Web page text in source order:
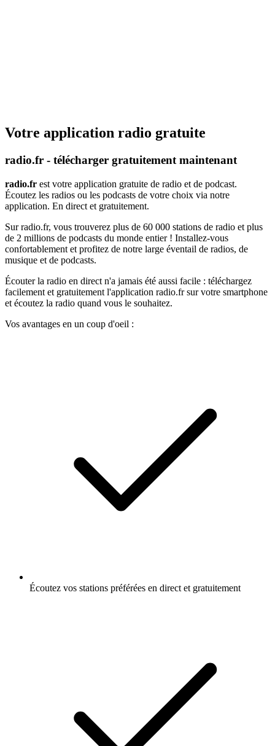
Votre application radio gratuite
radio.fr - télécharger gratuitement maintenant
radio.fr est votre application gratuite de radio et de podcast.
Écoutez les radios ou les podcasts de votre choix via notre
application. En direct et gratuitement.
Sur radio.fr, vous trouverez plus de 60 000 stations de radio et plus
de 2 millions de podcasts du monde entier ! Installez-vous
confortablement et profitez de notre large éventail de radios, de
musique et de podcasts.
Écouter la radio en direct n'a jamais été aussi facile : téléchargez
facilement et gratuitement l'application radio.fr sur votre smartphone
et écoutez la radio quand vous le souhaitez.
Vos avantages en un coup d'oeil :
Écoutez vos stations préférées en direct et gratuitement